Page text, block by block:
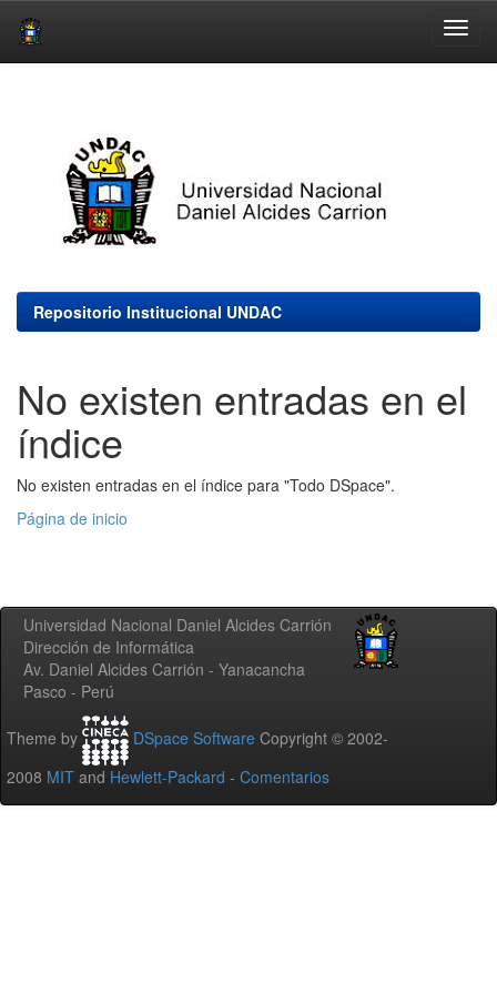
Repositorio Institucional UNDAC
No existen entradas en el
índice
No existen entradas en el índice para "Todo DSpace".
Página de inicio
Universidad Nacional Daniel Alcides Carrión
Dirección de Informática
Av. Daniel Alcides Carrión - Yanacancha
Pasco - Perú
Theme by DSpace Software Copyright © 2002-
2008 MIT and Hewlett-Packard - Comentarios